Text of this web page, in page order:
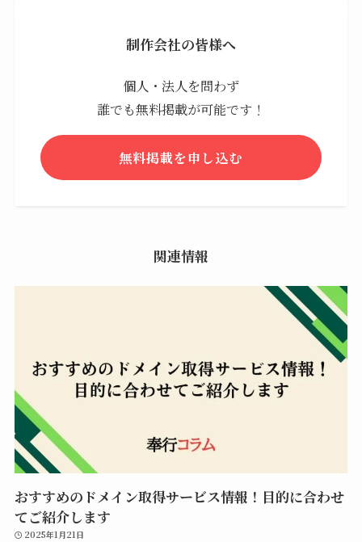
制作会社の皆様へ
個人・法人を問わず
誰でも無料掲載が可能です！
無料掲載を申し込む
関連情報
おすすめのドメイン取得サービス情報！目的に合わせ
てご紹介します
2025年1月21日